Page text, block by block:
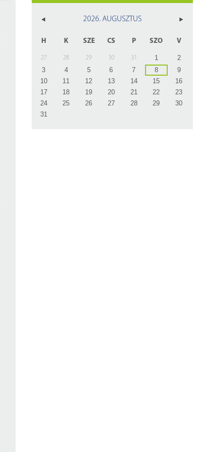
2026. AUGUSZTUS
H K SZE CS P SZO V
27 28 29 30 31 1
2
3
4 5 6 7 8
9
10
11 12 13 14 15
16
17
18 19 20 21 22
23
24
25 26 27 28 29
30
31